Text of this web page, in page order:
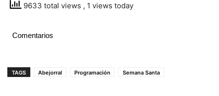
9633 total views , 1 views today
Comentarios
TAGS Abejorral Programación Semana Santa